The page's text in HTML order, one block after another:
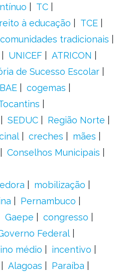
TC
à educação
TCE
comunidades tradicionais
UNICEF
ATRICON
de Sucesso Escolar
BAE
cogemas
SEDUC
Região Norte
creches
mães
Conselhos Municipais
mobilização
Pernambuco
Gaepe
congresso
Federal
médio
incentivo
Alagoas
Paraíba